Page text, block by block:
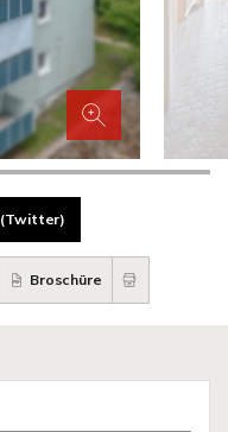
(Twitter)
Broschüre